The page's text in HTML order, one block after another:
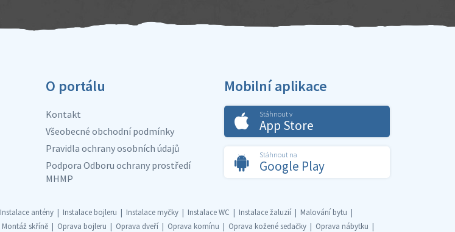
O portálu
Kontakt
Všeobecné obchodní podmínky
Pravidla ochrany osobních údajů
Podpora Odboru ochrany prostředí
MHMP
Mobilní aplikace
Stáhnout v
App Store
Stáhnout na
Google Play
Instalace antény Instalace bojleru Instalace myčky Instalace WC Instalace žaluzií
Malování bytu
Montáž skříně Oprava bojleru Oprava dveří Oprava komínu Oprava kožené sedačky
Oprava nábytku